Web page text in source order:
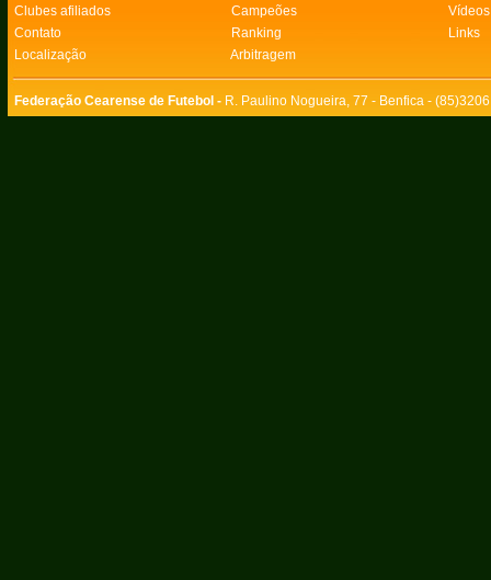
Clubes afiliados Campeões
Vídeos
Contato
Ranking
Links
Localização
Arbitragem
Federação Cearense de Futebol - R. Paulino Nogueira, 77 - Benfica -